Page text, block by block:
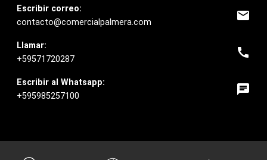
Escribir correo:
contacto@comercialpalmera.com
email
Llamar:
+59571720287
call
Escribir al Whatsapp:
+595985257100
chat